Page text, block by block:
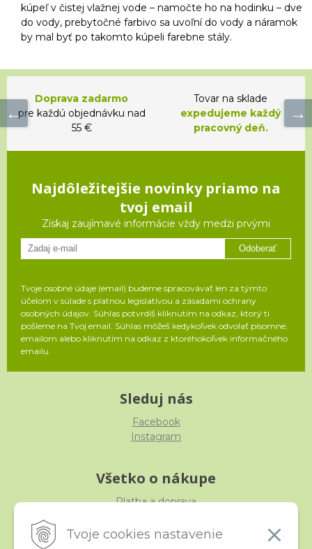
Tvoje cookies nastavenie
kúpeľ v čistej vlažnej vode – namočte ho na hodinku – dve
do vody, prebytočné farbivo sa uvoľní do vody a náramok
by mal byť po takomto kúpeli farebne stály.
Doprava zadarmo
pre každú objednávku nad
55 €
Tovar na sklade
expedujeme každý
pracovný deň.
Najdôležitejšie novinky priamo na
tvoj email
Získaj zaujímavé informácie vždy medzi prvými
Odoberať
Tvoje osobné údaje (email) budeme spracovávať len za týmto
účelom v súlade s platnou legislatívou a zásadami ochrany
osobných údajov. Súhlas potvrdíš kliknutím na odkaz, ktorý ti
pošleme na Tvoj email. Súhlas môžeš kedykoľvek odvolať písomne,
emailom alebo kliknutím na odkaz z ktoréhokoľvek informačného
emailu.
Sleduj nás
Facebook
Instagram
Všetko o nákupe
Platba a doprava
Obchodné podmienky